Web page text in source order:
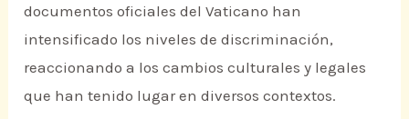
documentos oficiales del Vaticano han
intensificado los niveles de discriminación,
reaccionando a los cambios culturales y legales
que han tenido lugar en diversos contextos.